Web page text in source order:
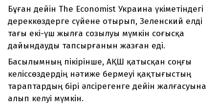
Бұған дейін The Economist Украина үкіметіндегі
дереккөздерге сүйене отырып, Зеленский елді
тағы екі-үш жылға созылуы мүмкін соғысқа
дайындауды тапсырғанын жазған еді.
Басылымның пікірінше, АҚШ қатысқан соңғы
келіссөздердің нәтиже бермеуі қақтығыстың
тараптардың бірі әлсірегенге дейін жалғасуына
алып келуі мүмкін.